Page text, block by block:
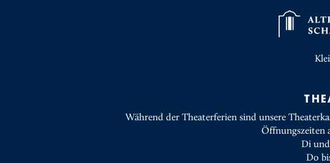
Während der Theaterferien sind unsere
Öffnungszeiten
Di
Do